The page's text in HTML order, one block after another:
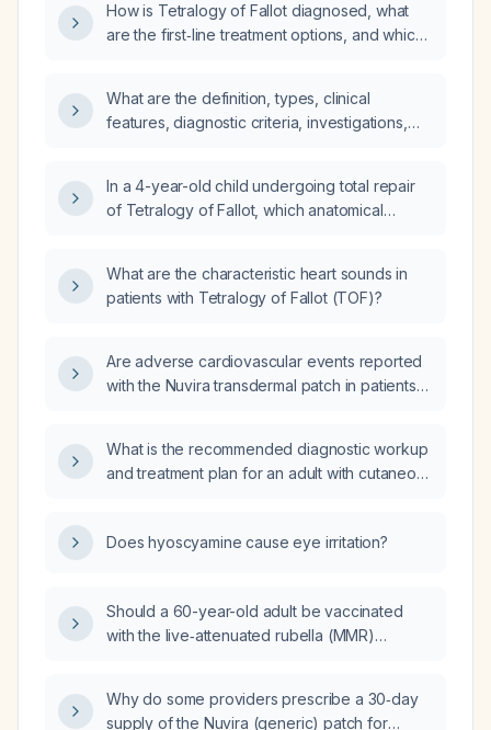
How is Tetralogy of Fallot diagnosed, what
are the first‑line treatment options, and which
What are the definition, types, clinical
features, diagnostic criteria, investigations,
In a 4-year-old child undergoing total repair
of Tetralogy of Fallot, which anatomical
What are the characteristic heart sounds in
patients with Tetralogy of Fallot (TOF)?
Are adverse cardiovascular events reported
with the Nuvira transdermal patch in patients
What is the recommended diagnostic workup
and treatment plan for an adult with cutaneous
lesions, unresectable disease, and metastatic
Does hyoscyamine cause eye irritation?
Should a 60-year-old adult be vaccinated
with the live‑attenuated rubella (MMR)
Why do some providers prescribe a 30‑day
supply of the Nuvira (generic) patch for